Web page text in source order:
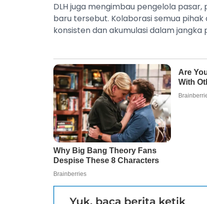
DLH juga mengimbau pengelola
baru tersebut. Kolaborasi semua
konsisten dan akumulasi dalam